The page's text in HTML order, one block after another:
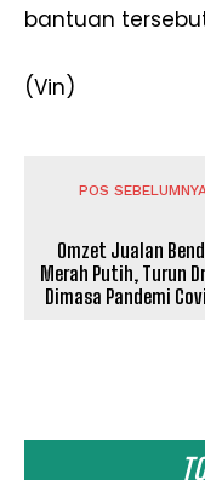
bantuan
(Vin)
POS
Omzet Jualan
Merah Putih, Turun
Dimasa Pandemi